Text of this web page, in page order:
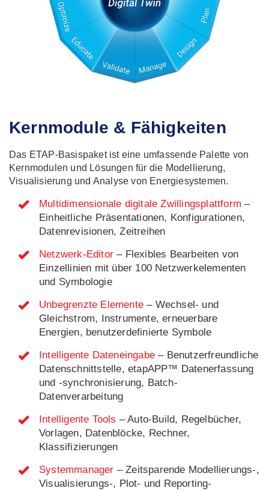
Kernmodule & Fähigkeiten
Das ETAP-Basispaket ist eine umfassende Palette von
Kernmodulen und Lösungen für die Modellierung,
Visualisierung und Analyse von Energiesystemen.
Multidimensionale digitale Zwillingsplattform–
Einheitliche Präsentationen, Konfigurationen,
Datenrevisionen, Zeitreihen
Netzwerk-Editor – Flexibles Bearbeiten von
Einzellinien mit über 100 Netzwerkelementen
und Symbologie
Unbegrenzte Elemente – Wechsel- und
Gleichstrom, Instrumente, erneuerbare
Energien, benutzerdefinierte Symbole
Intelligente Dateneingabe– Benutzerfreundliche
Datenschnittstelle, etapAPP™ Datenerfassung
und -synchronisierung, Batch-
Datenverarbeitung
Intelligente Tools – Auto-Build, Regelbücher,
Vorlagen, Datenblöcke, Rechner,
Klassifizierungen
Systemmanager – Zeitsparende Modellierungs-,
Visualisierungs-, Plot- und Reporting-